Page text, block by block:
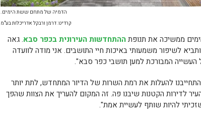
הדמיה של מתחם ששת הימים.
קרדיט: דרמן ורבקל אדריכלות בע"מ
ממשיכה את תנופתההתחדשות העירונית בכפר סבא. גאה
לשיפור משמעותי באיכות חיי התושבים. אני מודה לוועדה
העשייה המבורכת למען תושבי כפר סבא".
״התחייבנו להעלות את רמת השרות של הדיור המתחדש, לתת יותר
לדירות הקטנות שיבנו פה. זה המקום להעריך את הצוות שהפך
להיות שותף לעשיית אמת".